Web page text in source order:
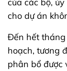
cho dự án
Đến hết
hoạch, tương
phân bổ được